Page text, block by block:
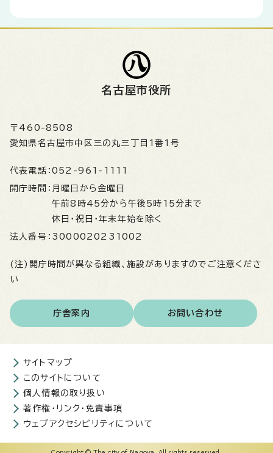
名古屋市役所
〒460-8508
愛知県名古屋市中区三の丸三丁目1番1号
代表電話： 052-961-1111
開庁時間： 月曜日から金曜日
午前8時45分から午後5時15分まで
休日・祝日・年末年始を除く
法人番号： 3000020231002
(注)開庁時間が異なる組織、施設がありますのでご注意くださ
い
庁舎案内 お問い合わせ
サイトマップ
このサイトについて
個人情報の取り扱い
著作権・リンク・免責事項
ウェブアクセシビリティについて